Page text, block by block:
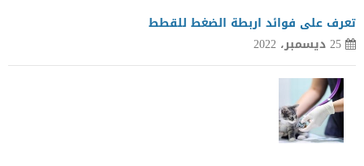
تعرف على فوائد اربطة الضغط للقطط
25 ديسمبر، 2022